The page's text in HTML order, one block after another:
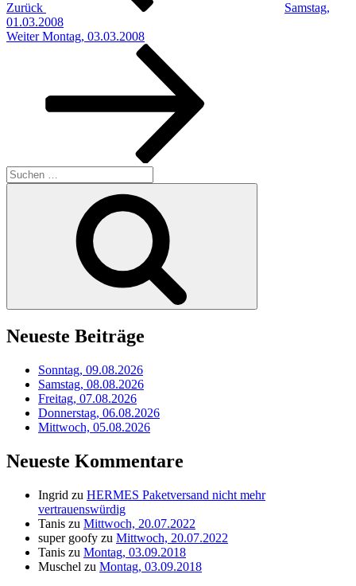
Zurück
Samstag,
01.03.2008
Nächster
Weiter Montag, 03.03.2008
Suchen
nach:
Neueste Beiträge
Sonntag, 09.08.2026
Samstag, 08.08.2026
Freitag, 07.08.2026
Donnerstag, 06.08.2026
Mittwoch, 05.08.2026
Neueste Kommentare
Ingrid zu HERMES Paketversand nicht mehr
vertrauenswürdig
Tanis zu Mittwoch, 20.07.2022
super goofy zu Mittwoch, 20.07.2022
Tanis zu Montag, 03.09.2018
Muschel zu Montag, 03.09.2018